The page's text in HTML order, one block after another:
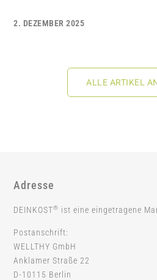
2. DEZEMBER 2025
ALLE ARTIKEL
Adresse
DEINKOST® ist eine eingetragene
Postanschrift:
WELLTHY GmbH
Anklamer Straße 22
D-10115 Berlin